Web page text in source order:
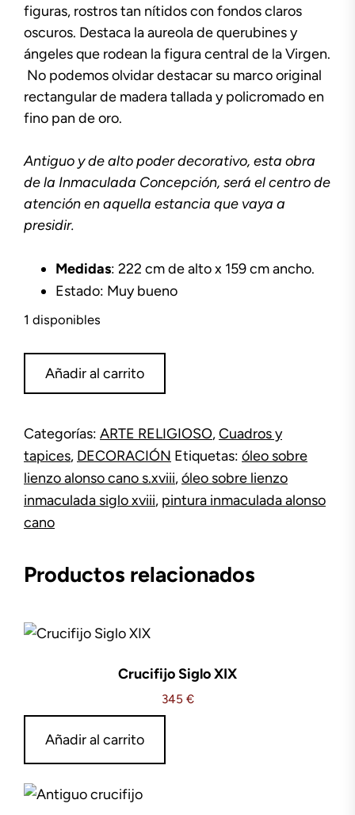
figuras, rostros tan nítidos con fondos claros
oscuros. Destaca la aureola de querubines y
ángeles que rodean la figura central de la Virgen.
No podemos olvidar destacar su marco original
rectangular de madera tallada y policromado en
fino pan de oro.
Antiguo y de alto poder decorativo, esta obra
de la Inmaculada Concepción, será el centro de
atención en aquella estancia que vaya a
presidir.
Medidas: 222 cm de alto x 159 cm ancho.
Estado: Muy bueno
1 disponibles
Inmaculada,
Añadir al carrito
Categorías: ARTE RELIGIOSO,Cuadros y
tapices, DECORACIÓN Etiquetas: óleo sobre
lienzo alonso cano s.xviii,óleo sobre lienzo
inmaculada siglo xviii, pintura inmaculada alonso
cano
Productos relacionados
Crucifijo Siglo XIX
345 €
Añadir al carrito